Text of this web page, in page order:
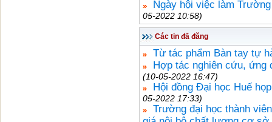
Ngày hội việc làm
05-2022 10:58)
Các tin đã đăng
Từ tác phẩm Bàn tay tự
Hợp tác nghiên cứu, ứng
(10-05-2022 16:47)
Hội đồng Đại học Huế
05-2022 17:33)
Trường đại học thành